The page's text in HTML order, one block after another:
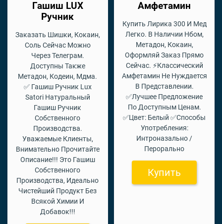
Гашиш LUX
Ручник
Заказать Шишки, Кокаин,
Соль Сейчас Можно
Через Телеграм.
Доступны Также
Метадон, Кодеин, Мдма.
✅ Гашиш Ручник Lux
Satori Натуральный
Гашиш Ручник
Собственного
Производства.
Уважаемые Клиенты,
Внимательно Прочитайте
Описание!!! Это Гашиш
Собственного
Производства, Идеально
Чистейший Продукт Без
Всякой Химии И
Добавок!!!
Амфетамин
Купить Лирика 300 И Мед
Легко. В Наличии Нбом,
Метадон, Кокаин,
Оформляй Заказ Прямо
Сейчас. ⚡Классический
Амфетамин Не Нуждается
В Представлении.
✅Лучшее Предложение
По Доступным Ценам.
✅Цвет: Белый ✅Способы
Употребления:
Интроназально /
Перорально
Купить